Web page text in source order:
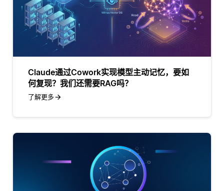
Claude通过Cowork实现模型主动记忆，要如
何复现？我们还需要RAG吗？
了解更多